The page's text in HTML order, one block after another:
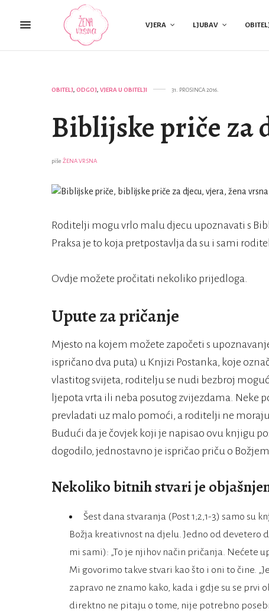
VJERA LJUBAV
OBITELJ, ODGOJ, VJERA U OBITELJI 31. PROSINCA 2016.
Biblijske priče za
piše ŽENA VRSNA
Roditelji mogu vrlo malu djecu upoznavati s
Praksa je to koja pretpostavlja da su i sami
Ovdje možete pročitati nekoliko prijedloga.
Upute za pričanje
Mjesto na kojem možete započeti s
ispričano dva puta) u Knjizi Postanka, koje
vlastitog svijeta, roditelju se nudi bezbroj
ljepota vrta ili neba posutog zvijezdama. Neke
prevladati uz malo pomoći, a roditelji ne
Budući da je čovjek koji je napisao ovu knjigu
dogodilo, jednostavno je ispričao priču o
Nekoliko bitnih stvari je
Šest dana stvaranja (Post 1;2,1-3) samo su
Božja kreativnost na djelu. Jedno od
mi sami): „To je njihov način pričanja. Nećete
Mi govorimo takve stvari kao što i oni to čine.
zapravo ne znamo kako, kada i gdje su se
direktno ne pitaju o tome, nije potrebno